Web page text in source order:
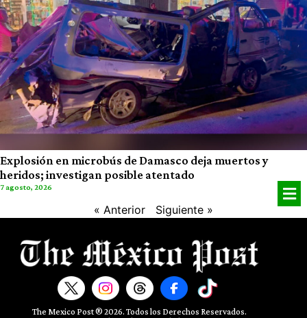
Explosión en microbús de Damasco deja muertos y
heridos; investigan posible atentado
7 agosto, 2026
« Anterior Siguiente »
The Mexico Post ® 2026. Todos los Derechos Reservados.​